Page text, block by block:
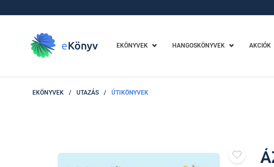
EKÖNYVEK HANGOSKÖNYVEK AKCIÓK
EKÖNYVEK / UTAZÁS / ÚTIKÖNYVEK